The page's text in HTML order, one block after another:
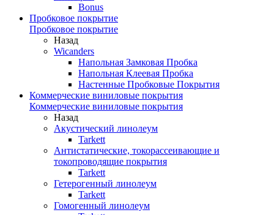
Bonus
Пробковое покрытие
Пробковое покрытие
Назад
Wicanders
Напольная Замковая Пробка
Напольная Клеевая Пробка
Настенные Пробковые Покрытия
Коммерческие виниловые покрытия
Коммерческие виниловые покрытия
Назад
Акустический линолеум
Tarkett
Антистатические, токорассеивающие и
токопроводящие покрытия
Tarkett
Гетерогенный линолеум
Tarkett
Гомогенный линолеум